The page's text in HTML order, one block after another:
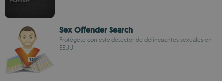
Sex Offender Search
Protégete con este detector de delincuentes sexuales en
EEUU